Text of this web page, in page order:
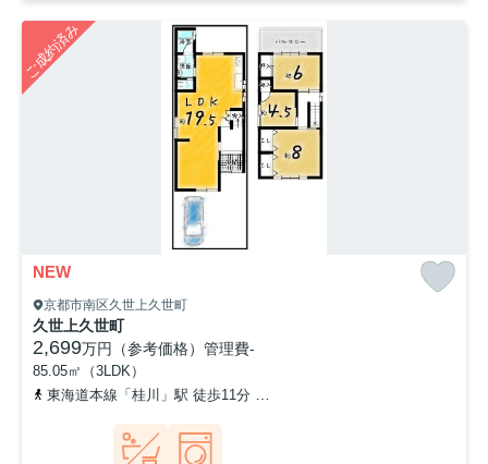
ご成約済み
NEW
京都市南区久世上久世町
久世上久世町
2,699万円（参考価格） 管理費-
85.05㎡（3LDK）
東海道本線「桂川」駅 徒歩11分